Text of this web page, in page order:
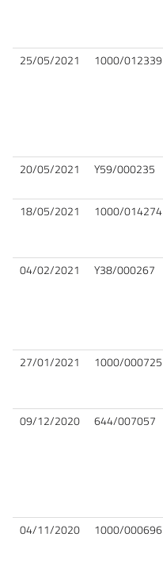
25/05/2021
1000/012339
20/05/2021 Y59/000235
18/05/2021 1000/014274
04/02/2021 Y38/000267
27/01/2021 1000/000725
09/12/2020 644/007057
04/11/2020 1000/000696